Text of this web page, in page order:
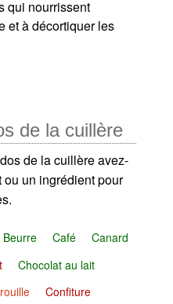
qui nourrissent
et à décortiquer les
de la cuillère
de la cuillère avez-
un ingrédient pour
Beurre Café Canard
Chocolat au lait
Confiture